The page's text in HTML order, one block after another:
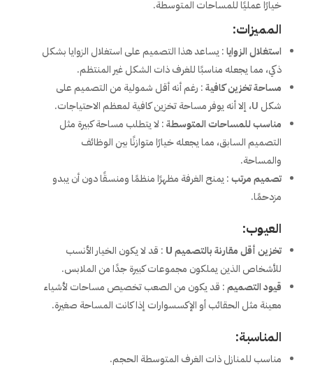
خيارًا عمليًا للمساحات المتوسطة.
المميزات:
استغلال الزوايا: يساعد هذا التصميم على استغلال الزوايا بشكل
ذكي، مما يجعله مناسبًا للغرف ذات الشكل غير المنتظم.
مساحة تخزين كافية: رغم أنه أقل شمولية من التصميم على
شكل U، إلا أنه يوفر مساحة تخزين كافية لمعظم الاحتياجات.
مناسب للمساحات المتوسطة: لا يتطلب مساحة كبيرة مثل
التصميم السابق، مما يجعله خيارًا متوازنًا بين الوظائف
والمساحة.
تصميم مرتب: يمنح الغرفة مظهرًا منظمًا ومنسقًا دون أن يبدو
مزدحمًا.
العيوب:
تخزين أقل مقارنة بالتصميم U
: قد لا يكون الخيار الأنسب
للأشخاص الذين يملكون مجموعات كبيرة جدًا من الملابس.
قيود التصميم: قد يكون من الصعب تخصيص مساحات لأشياء
معينة مثل الحقائب أو الإكسسوارات إذا كانت المساحة صغيرة.
المناسبة:
مناسب للمنازل ذات الغرف المتوسطة الحجم.